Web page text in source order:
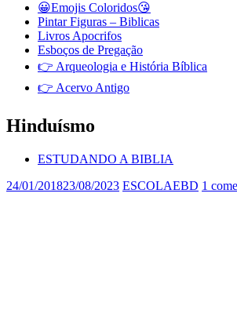
😀Emojis Coloridos😘
Pintar Figuras – Biblicas
Livros Apocrifos
Esboços de Pregação
👉 Arqueologia e História Bíblica
👉 Acervo Antigo
Hinduísmo
ESTUDANDO A BIBLIA
24/01/201823/08/2023 ESCOLAEBD 1